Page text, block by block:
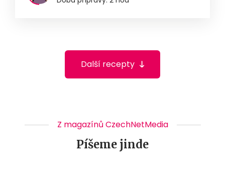
Další recepty
Z magazínů CzechNetMedia
Píšeme jinde